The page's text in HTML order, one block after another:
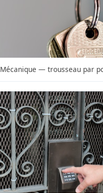
Mécanique — trousseau par